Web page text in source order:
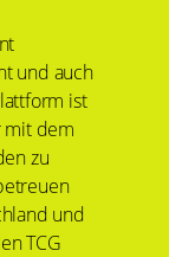
und auch
ist
mit dem
zu
und
TCG